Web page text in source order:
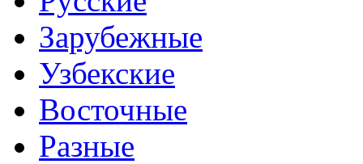
Зарубежные
Узбекские
Восточные
Разные